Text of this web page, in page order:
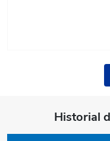
Historial